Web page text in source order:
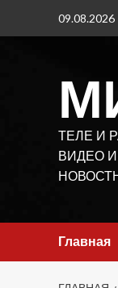
09.08.2026
ТЕЛЕ И
ВИДЕО
Главная